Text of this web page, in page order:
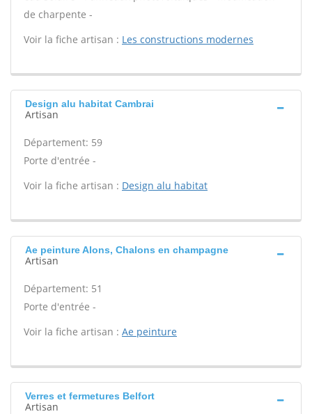
de charpente -
Voir la fiche artisan : Les constructions modernes
Design alu habitat Cambrai
Artisan
Département: 59
Porte d'entrée -
Voir la fiche artisan : Design alu habitat
Ae peinture Alons, Chalons en champagne
Artisan
Département: 51
Porte d'entrée -
Voir la fiche artisan : Ae peinture
Verres et fermetures Belfort
Artisan